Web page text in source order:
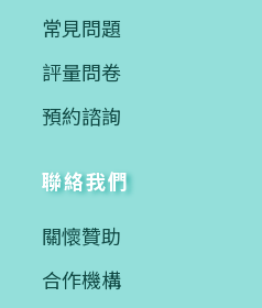
常見問題
評量問卷
預約諮詢
聯絡我們
關懷贊助
合作機構